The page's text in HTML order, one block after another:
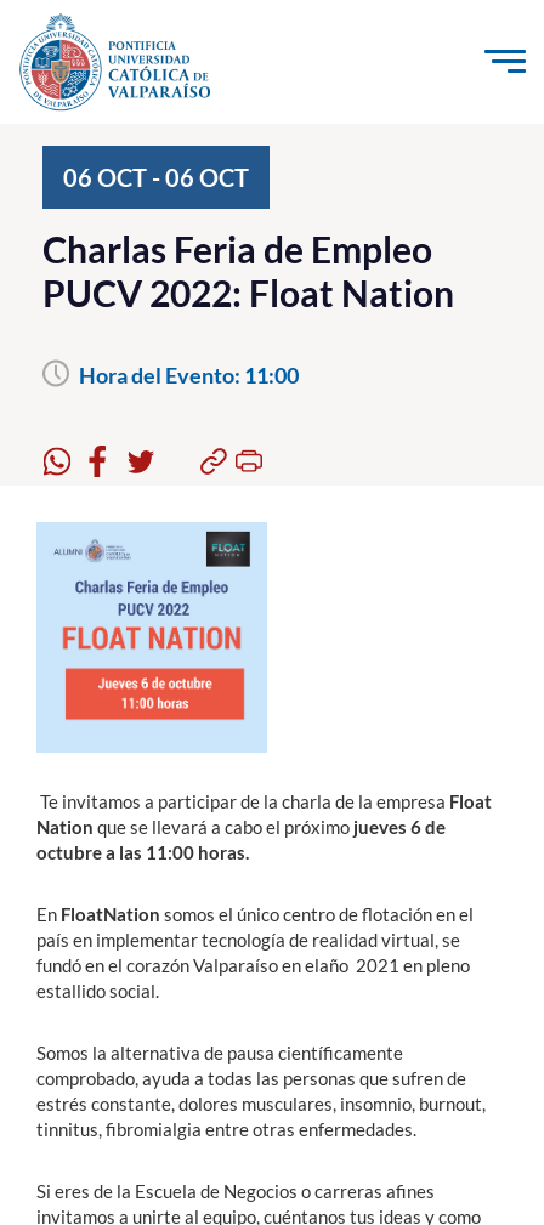
Click acá para ir directamente al contenido
Investigación, Creación e Innovación
PUCV Internacional
Vinculación con el Medio
Admisión
Postgrado
Formación Continua
Estudiantes
Académicos
Funcionarios
Alumni
English
06 OCT -06 OCT
Charlas Feria de Empleo
PUCV 2022: Float Nation
Hora del Evento: 11:00
Te invitamos a participar de la charla de la empresa Float
Nation que se llevará a cabo el próximo jueves 6 de
octubre a las 11:00 horas.
En FloatNation somos el único centro de flotación en el
país en implementar tecnología de realidad virtual, se
fundó en el corazón Valparaíso en elaño 2021 en pleno
estallido social.
Somos la alternativa de pausa científicamente
comprobado, ayuda a todas las personas que sufren de
estrés constante, dolores musculares, insomnio, burnout,
tinnitus, fibromialgia entre otras enfermedades.
Si eres de la Escuela de Negocios o carreras afines
invitamos a unirte al equipo, cuéntanos tus ideas y como